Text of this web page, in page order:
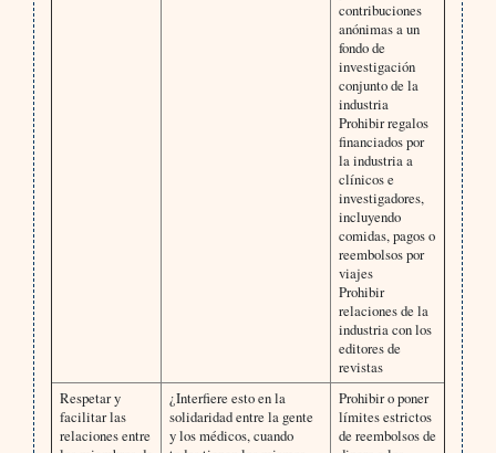
contribuciones
anónimas a un
fondo de
investigación
conjunto de la
industria
Prohibir regalos
financiados por
la industria a
clínicos e
investigadores,
incluyendo
comidas, pagos o
reembolsos por
viajes
Prohibir
relaciones de la
industria con los
editores de
revistas
Respetar y
facilitar las
relaciones entre
¿Interfiere esto en la
solidaridad entre la gente
y los médicos, cuando
Prohibir o poner
límites estrictos
de reembolsos de